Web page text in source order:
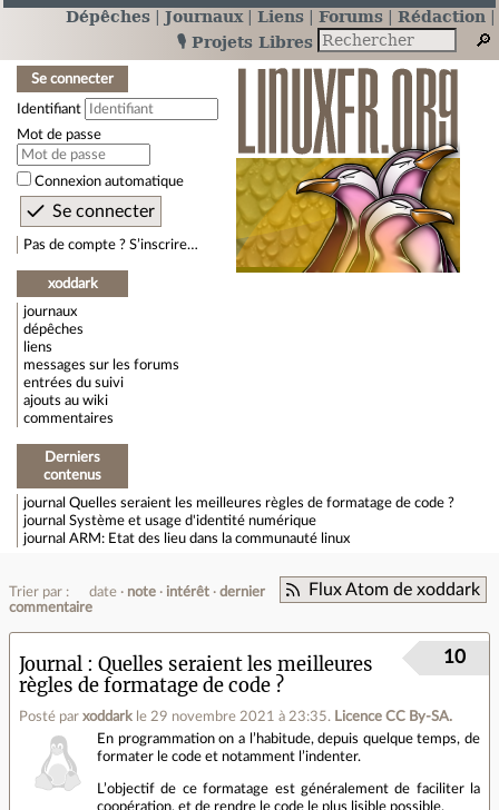
Dépêches Journaux Liens Forums
Rédaction
🎙️ Projets Libres
Se connecter
Identifiant
Mot de passe
Connexion automatique
Pas de compte ? S’inscrire…
xoddark
journaux
dépêches
liens
messages sur les forums
entrées du suivi
ajouts au wiki
commentaires
Derniers
contenus
journal Quelles seraient les meilleures règles de formatage de code ?
journal Système et usage d'identité numérique
journal ARM: Etat des lieu dans la communauté linux
Flux Atom de xoddark
Trier par : date note intérêt
dernier
commentaire
Journal
Quelles seraient les meilleures
règles de formatage de code ?
Posté par xoddark le 29 novembre 2021 à 23:35. Licence CC By‑SA.
10
En programmation on a l’habitude, depuis quelque temps, de
formater le code et notamment l’indenter.
L’objectif de ce formatage est généralement de faciliter la
coopération, et de rendre le code le plus lisible possible.